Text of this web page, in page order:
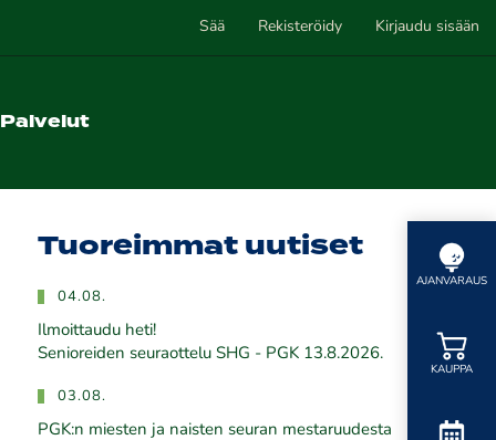
Sää Rekisteröidy Kirjaudu sisään
Palvelut
AJANVARAUS
KAUPPA
Tuoreimmat uutiset
04.08.
Ilmoittaudu heti!
​​​​​​​Senioreiden seuraottelu SHG - PGK 13.8.2026.
03.08.
PGK:n miesten ja naisten seuran mestaruudesta